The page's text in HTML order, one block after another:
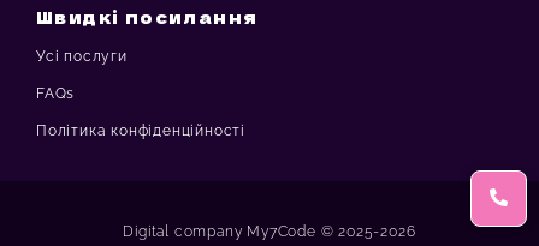
Швидкі посилання
Усі послуги
FAQs
Політика конфіденційності
Digital company My7Code © 2025-2026